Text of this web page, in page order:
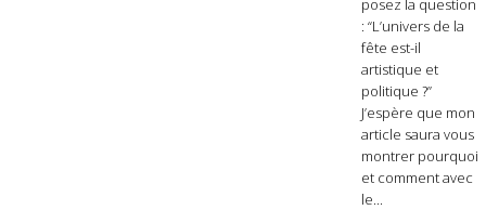
posez la question
: “L’univers de la
fête est-il
artistique et
politique ?”
J’espère que mon
article saura vous
montrer pourquoi
et comment avec
le...